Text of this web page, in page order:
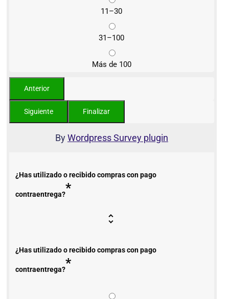
11–30
31–100
Más de 100
ByWordpress Survey plugin
¿Has utilizado o recibido compras con pago
contraentrega?*
¿Has utilizado o recibido compras con pago
contraentrega?*